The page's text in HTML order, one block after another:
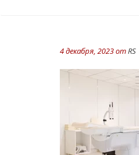
4 декабря, 2023 отRS